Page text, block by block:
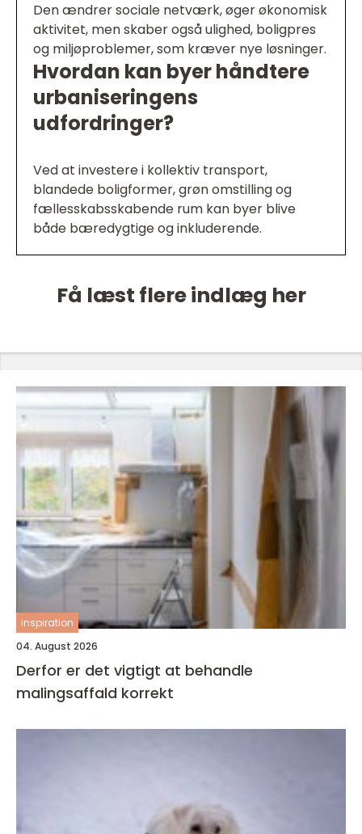
Den ændrer sociale netværk, øger økonomisk
aktivitet, men skaber også ulighed, boligpres
og miljøproblemer, som kræver nye løsninger.
Hvordan kan byer håndtere
urbaniseringens
udfordringer?
Ved at investere i kollektiv transport,
blandede boligformer, grøn omstilling og
fællesskabsskabende rum kan byer blive
både bæredygtige og inkluderende.
Få læst flere indlæg her
inspiration
04. August 2026
Derfor er det vigtigt at behandle
malingsaffald korrekt